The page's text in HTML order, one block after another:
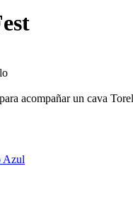
acompañar un cava
Azul